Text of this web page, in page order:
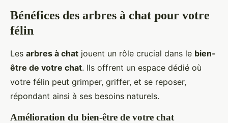
Bénéfices des arbres à chat pour votre
félin
Les arbres à chat jouent un rôle crucial dans le bien-
être de votre chat. Ils offrent un espace dédié où
votre félin peut grimper, griffer, et se reposer,
répondant ainsi à ses besoins naturels.
Amélioration du bien-être de votre chat